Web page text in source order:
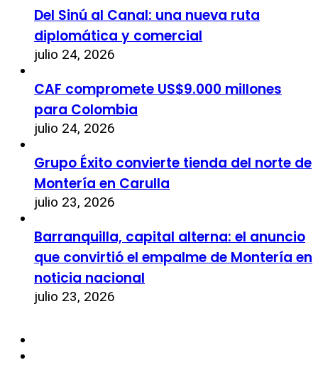
Del Sinú al Canal: una nueva ruta
diplomática y comercial
julio 24, 2026
CAF compromete US$9.000 millones
para Colombia
julio 24, 2026
Grupo Éxito convierte tienda del norte de
Montería en Carulla
julio 23, 2026
Barranquilla, capital alterna: el anuncio
que convirtió el empalme de Montería en
noticia nacional
julio 23, 2026